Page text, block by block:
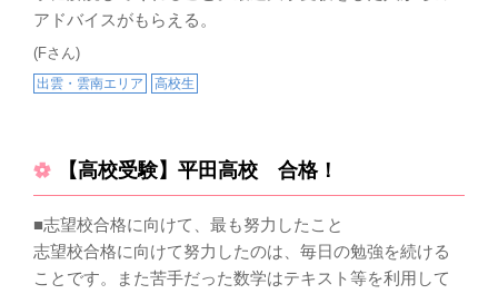
アドバイスがもらえる。
(Fさん)
出雲・雲南エリア 高校生
【高校受験】平田高校 合格！
■志望校合格に向けて、最も努力したこと
志望校合格に向けて努力したのは、毎日の勉強を続ける
ことです。また苦手だった数学はテキスト等を利用して